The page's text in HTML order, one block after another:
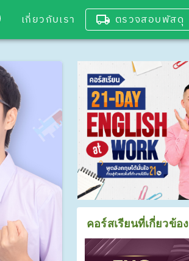
เกี่ยวกับเรา ตรวจสอบพัสดุ
คอร์สเรียนที่เกี่ยวข้อง